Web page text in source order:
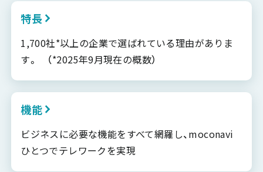
特長
1,700社*以上の企業で選ばれている理由がありま
す。 （*2025年9月現在の概数）
機能
ビジネスに必要な機能をすべて網羅し、moconavi
ひとつでテレワークを実現